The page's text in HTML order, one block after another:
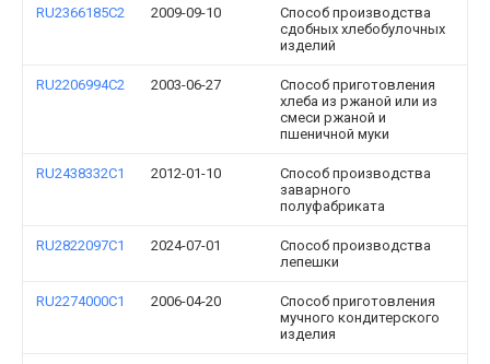
RU2366185C2 2009-09-10
Способ производства
сдобных хлебобулочных
изделий
RU2206994C2 2003-06-27
Способ приготовления
хлеба из ржаной или из
смеси ржаной и
пшеничной муки
RU2438332C1 2012-01-10
Способ производства
заварного
полуфабриката
RU2822097C1 2024-07-01
Способ производства
лепешки
RU2274000C1 2006-04-20
Способ приготовления
мучного кондитерского
изделия